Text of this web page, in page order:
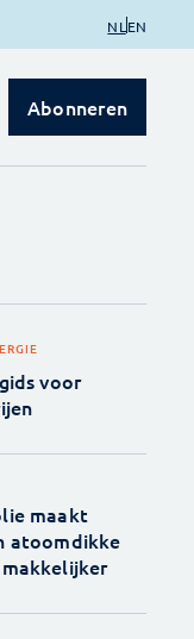
NL EN
Abonneren
voor
maakt
atoomdikke